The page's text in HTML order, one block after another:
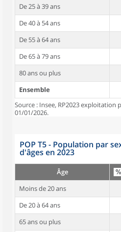
De 25 à 39 ans
De 40 à 54 ans
De 55 à 64 ans
De 65 à 79 ans
80 ans ou plus
Ensemble
Source : Insee, RP2023 exploitation
01/01/2026.
POP T5 - Population par
d'âges en 2023
Âge
Moins de 20 ans
De 20 à 64 ans
65 ans ou plus